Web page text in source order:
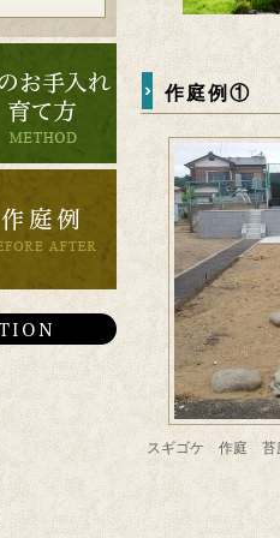
作庭例①
スギゴケ 作庭 苔